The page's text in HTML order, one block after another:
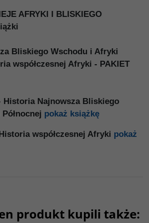
AFRYKI I BLISKIEGO
Bliskiego Wschodu i Afryki
współczesnej Afryki - PAKIET
Historia Najnowsza Bliskiego
pokaż książkę
Historia współczesnej Afryki pokaż
produkt kupili także: